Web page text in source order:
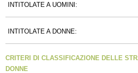
INTITOLATE A UOMINI:
INTITOLATE A DONNE:
CRITERI DI CLASSIFICAZIONE DELLE
DONNE